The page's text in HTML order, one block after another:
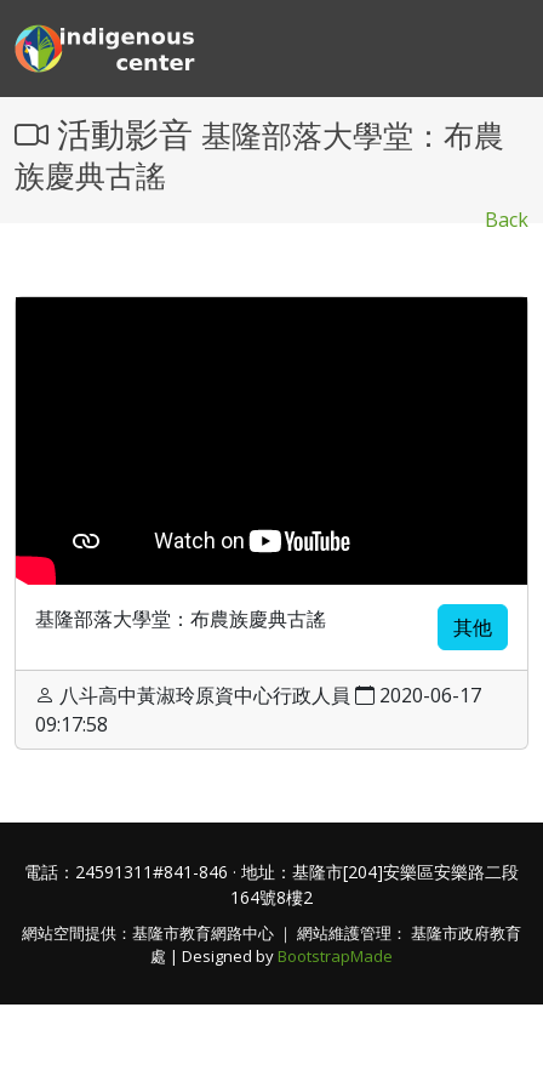
活動影音 基隆部落大學堂：布農
族慶典古謠
Back
基隆部落大學堂：布農族慶典古謠 其他
八斗高中黃淑玲原資中心行政人員
2020-06-17
09:17:58
電話：24591311#841-846 · 地址：基隆市[204]安樂區安樂路二段
164號8樓2
網站空間提供：基隆市教育網路中心 ｜ 網站維護管理： 基隆市政府教育
處 | Designed by BootstrapMade